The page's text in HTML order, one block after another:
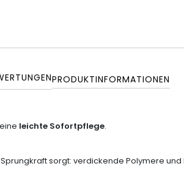
PRODUKTINFORMATIONEN
leichte Sofortpflege.
sorgt: verdickende Polymere